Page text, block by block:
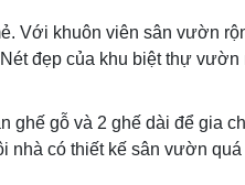
Với khuôn viên sân vườn
đẹp của khu biệt thự
gỗ và 2 ghế dài để gia
có thiết kế sân vườn